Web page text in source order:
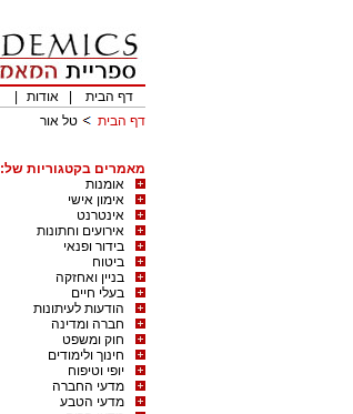
דף הבית
אודות
דף הבית
טל אור
מאמרים בקטגוריות של:
אומנות
אימון אישי
אינטרנט
אירועים וחתונות
בידור ופנאי
ביטוח
בניין ואחזקה
בעלי חיים
הודעות לעיתונות
חברה ומדינה
חוק ומשפט
חינוך ולימודים
יופי וטיפוח
מדעי החברה
מדעי הטבע